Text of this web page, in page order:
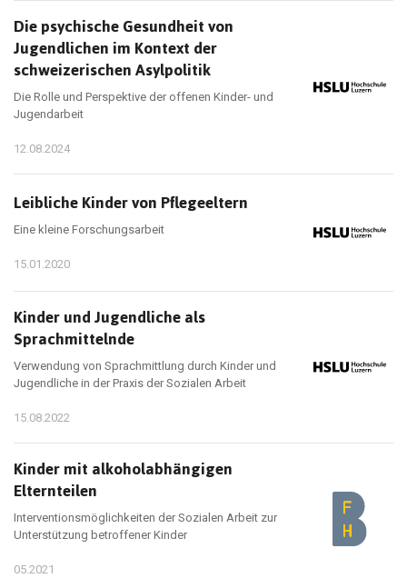
Die psychische Gesundheit von
Jugendlichen im Kontext der
schweizerischen Asylpolitik
Die Rolle und Perspektive der offenen Kinder- und
Jugendarbeit
12.08.2024
Leibliche Kinder von Pflegeeltern
Eine kleine Forschungsarbeit
15.01.2020
Kinder und Jugendliche als
Sprachmittelnde
Verwendung von Sprachmittlung durch Kinder und
Jugendliche in der Praxis der Sozialen Arbeit
15.08.2022
Kinder mit alkoholabhängigen
Elternteilen
Interventionsmöglichkeiten der Sozialen Arbeit zur
Unterstützung betroffener Kinder
05.2021